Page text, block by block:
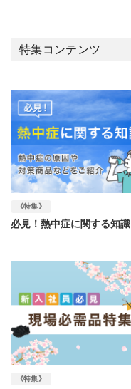
特集コンテンツ
《特集》
必見！熱中症に関する知識
《特集》